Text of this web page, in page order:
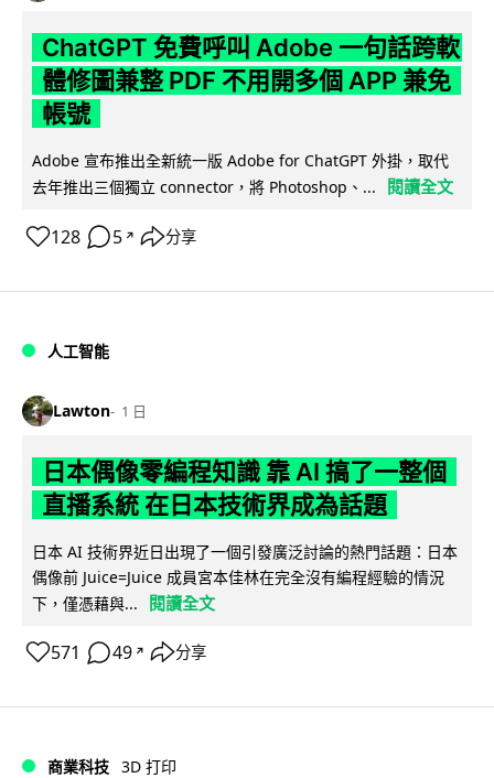
ChatGPT 免費呼叫 Adobe 一句話跨軟
體修圖兼整 PDF 不用開多個 APP 兼免
帳號
Adobe 宣布推出全新統一版 Adobe for ChatGPT 外掛，取代
去年推出三個獨立 connector，將 Photoshop、...
閱讀全文
128 5 ↗ 分享
人工智能
Lawton 1 日
日本偶像零編程知識 靠 AI 搞了一整個
直播系統 在日本技術界成為話題
日本 AI 技術界近日出現了一個引發廣泛討論的熱門話題：日本
偶像前 Juice=Juice 成員宮本佳林在完全沒有編程經驗的情況
下，僅憑藉與...
閱讀全文
571 49 ↗ 分享
商業科技 3D 打印